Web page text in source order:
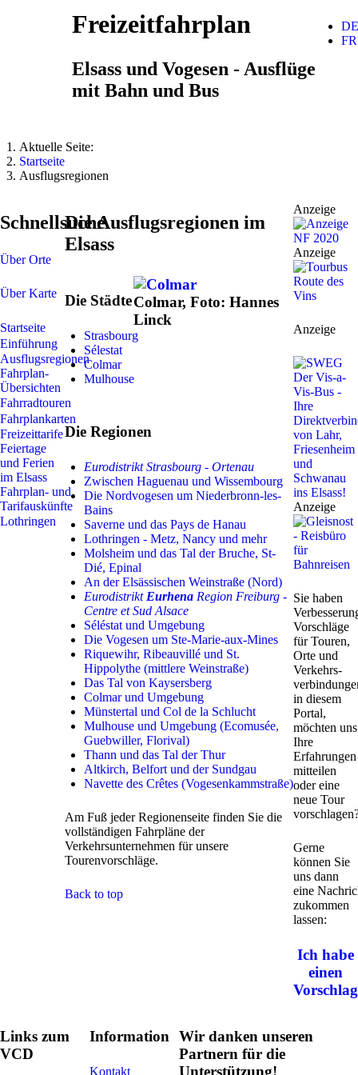
Freizeitfahrplan
Elsass und Vogesen - Ausflüge
mit Bahn und Bus
FR
Aktuelle Seite:
Startseite
Ausflugsregionen
Schnellsuche
Über Orte
Über Karte
Startseite
Einführung
Ausflugsregionen
Fahrplan-
Übersichten
Fahrradtouren
Fahrplankarten
Freizeittarife
Feiertage
und Ferien
im Elsass
Fahrplan- und
Tarifauskünfte
Lothringen
Die Ausflugsregionen im
Elsass
Colmar, Foto: Hannes
Linck
Die Städte
Strasbourg
Sélestat
Colmar
Mulhouse
Die Regionen
Eurodistrikt Strasbourg - Ortenau
Zwischen Haguenau und Wissembourg
Die Nordvogesen um Niederbronn-les-
Bains
Saverne und das Pays de Hanau
Lothringen - Metz, Nancy und mehr
Molsheim und das Tal der Bruche, St-
Dié, Epinal
An der Elsässischen Weinstraße (Nord)
Eurodistrikt EurhenaRegion Freiburg -
Centre et Sud Alsace
Séléstat und Umgebung
Die Vogesen um Ste-Marie-aux-Mines
Riquewihr, Ribeauvillé und St.
Hippolythe (mittlere Weinstraße)
Das Tal von Kaysersberg
Colmar und Umgebung
Münstertal und Col de la Schlucht
Mulhouse und Umgebung (Ecomusée,
Guebwiller, Florival)
Thann und das Tal der Thur
Altkirch, Belfort und der Sundgau
Navette des Crêtes (Vogesenkammstraße)
Am Fuß jeder Regionenseite finden Sie die
vollständigen Fahrpläne der
Verkehrsunternehmen für unsere
Tourenvorschläge.
Back to top
Anzeige
Anzeige
Anzeige
Anzeige
Sie haben
Vorschläge
für Touren,
Orte und
Verkehrs-
in diesem
Portal,
möchten uns
Ihre
Erfahrungen
mitteilen
oder eine
neue Tour
Gerne
können Sie
uns dann
eine
zukommen
lassen:
Ich habe
einen
Links zum
VCD
Information
Kontakt
Wir danken unseren
Partnern für die
Unterstützung!